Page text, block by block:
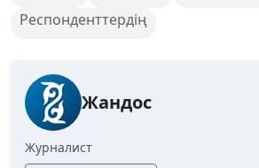
Респонденттердің
Жандос
Журналист